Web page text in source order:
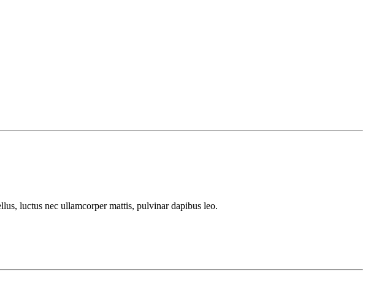
luctus nec ullamcorper mattis, pulvinar dapibus leo.